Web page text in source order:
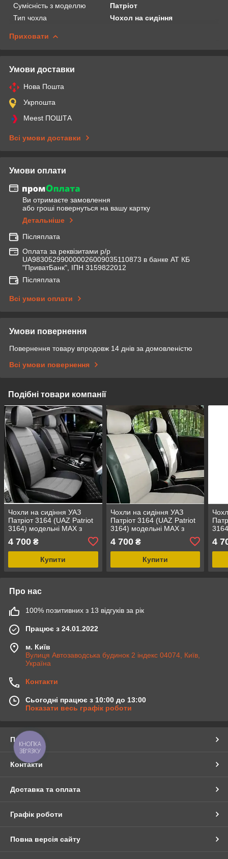
Сумісність з моделлю
Патріот
Тип чохла
Чохол на сидіння
Приховати
Умови доставки
Нова Пошта
Укрпошта
Meest ПОШТА
Всі умови доставки
Умови оплати
Ви отримаєте замовлення
або гроші повернуться на вашу картку
Детальніше
Післяплата
Оплата за реквізитами р/р
UA983052990000026009035110873 в банке АТ КБ
"ПриватБанк", ІПН 3159822012
Післяплата
Всі умови оплати
Умови повернення
Повернення товару впродовж 14 днів за домовленістю
Всі умови повернення
Подібні товари компанії
Чохли на сидіння УАЗ
Патріот 3164 (UAZ Patriot
3164) модельні MAX з
графіт
4 700 ₴
Купити
Чохли на сидіння УАЗ
Патріот 3164 (UAZ Patriot
3164) модельні MAX з
4 700₴
Купити
4
Про нас
100% позитивних з 13 відгуків за рік
Працює з 24.01.2022
м. Київ
Вулиця Автозаводська будинок 2 індекс 04074, Київ,
Україна
Контакти
Сьогодні працює з 10:00 до 13:00
Показати весь графік роботи
Про нас
Контакти
Доставка та оплата
Графік роботи
Повна версія сайту
КНОПКА
ЗВ'ЯЗКУ